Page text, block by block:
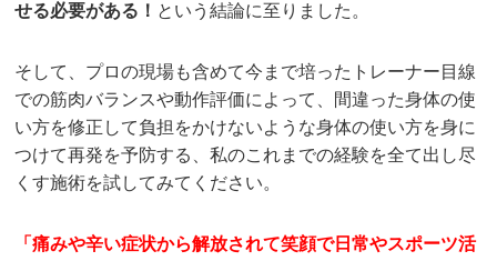
せる必要がある！ という結論に至りました。
そして、プロの現場も含めて今まで培ったトレーナー目線
での筋肉バランスや動作評価によって、間違った身体の使
い方を修正して負担をかけないような身体の使い方を身に
つけて再発を予防する、私のこれまでの経験を全て出し尽
くす施術を試してみてください。
「痛みや辛い症状から解放されて笑顔で日常やスポーツ活